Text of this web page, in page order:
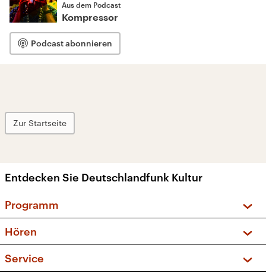
Aus dem Podcast
Kompressor
Podcast abonnieren
Zur Startseite
Entdecken Sie Deutschlandfunk Kultur
Programm
Sendungen und Podcasts
Musikliste
Hören
Frequenzen (UKW + DAB+)
Service